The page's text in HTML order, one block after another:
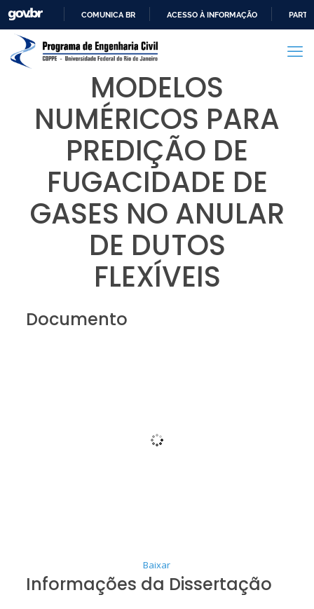
PARA
CONTEÚDO
COMUNICA BR ACESSO À INFORMAÇÃO
MODELOS
NUMÉRICOS PARA
PREDIÇÃO DE
FUGACIDADE DE
GASES NO ANULAR
DE DUTOS
FLEXÍVEIS
Documento
Baixar
Informações da Dissertação